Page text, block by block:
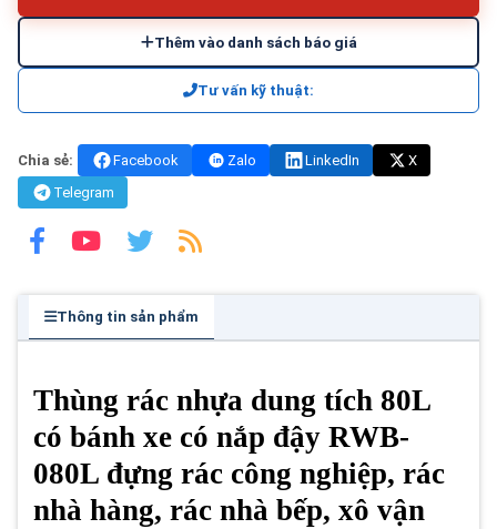
Thêm vào danh sách báo giá
Tư vấn kỹ thuật:
Chia sẻ: Facebook Zalo LinkedIn
X
Telegram
Thông tin sản phẩm
Thùng rác nhựa dung tích 80L
có bánh xe có nắp đậy RWB-
080L đựng rác công nghiệp, rác
nhà hàng, rác nhà bếp, xô vận